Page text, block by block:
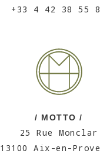
+33 4 42 38 55
/ MOTTO /
25 Rue Monclar
13100 Aix-en-